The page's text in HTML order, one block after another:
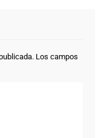
Los campos